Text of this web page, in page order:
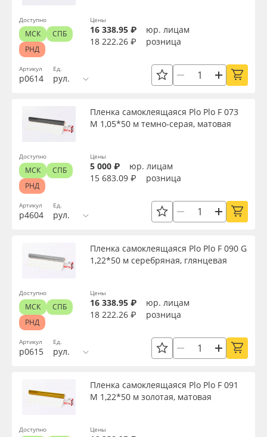
Назначение
Особые свойства
Сбросить фильтр
Артикул
р0614
Ед.
рул.
Цены
16 338.95 ₽
юр. лицам
18 222.26 ₽
розница
Доступно
МСК
СПБ
РНД
Артикул
р4604
Пленка самоклеящаяся Plo Plo F 073
M 1,05*50 м темно-серая, матовая
Ед.
рул.
Цены
5 000 ₽
юр. лицам
15 683.09 ₽
розница
Доступно
МСК
СПБ
РНД
Артикул
р0615
Пленка самоклеящаяся Plo Plo F 090 G
1,22*50 м серебряная, глянцевая
Ед.
рул.
Цены
16 338.95 ₽
юр. лицам
18 222.26 ₽
розница
Доступно
МСК
СПБ
РНД
Пленка самоклеящаяся Plo Plo F 091
M 1,22*50 м золотая, матовая
Цены
Доступно